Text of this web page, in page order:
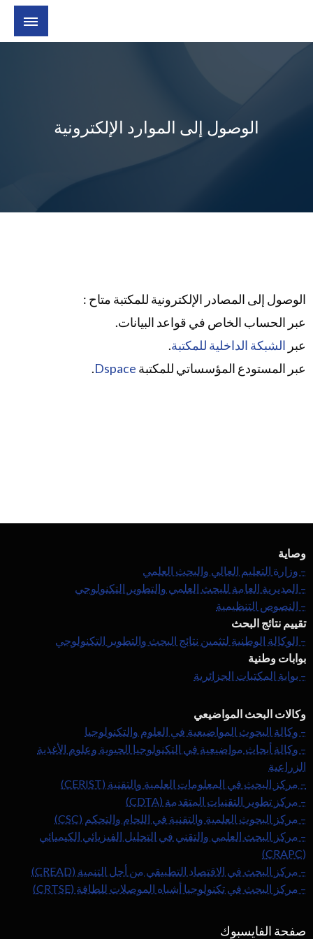
الوصول إلى الموارد الإلكترونية
الوصول إلى المصادر الإلكترونية للمكتبة متاح :
عبر الحساب الخاص في قواعد البيانات.
عبر الشبكة الداخلية للمكتبة.
عبر المستودع المؤسساتي للمكتبة Dspace
.
وصاية
– وزارة التعليم العالي والبحث العلمي
– المديرية العامة للبحث العلمي والتطوير التكنولوجي
– النصوص التنظيمية
تقييم نتائج البحث
– الوكالة الوطنية لتثمين نتائج البحث والتطوير التكنولوجي
بوابات وطنية
– بوابة المكتبات الجزائرية
وكالات البحث المواضيعي
– وكالة البحوث المواضيعية في العلوم والتكنولوجيا
– وكالة أبحاث مواضيعية في التكنولوجيا الحيوية وعلوم الأغذية
الزراعية
– مركز البحث في المعلومات العلمية والتقنية (CERIST)
– مركز تطوير التقنيات المتقدمة (CDTA)
– مركز البحوث العلمية والتقنية في اللحام والتحكم (CSC)
– مركز البحث العلمي والتقني في التحليل الفيزيائي الكيميائي
(CRAPC)
– مركز البحث في الاقتصاد التطبيقي من أجل التنمية (CREAD)
– مركز البحث في تكنولوجيا أشباه الموصلات للطاقة (CRTSE)
صفحة الفايسبوك